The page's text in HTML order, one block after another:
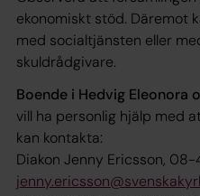
ekonomiskt stöd. Däremot
med socialtjänsten eller
skuldrådgivare.
Boende i Hedvig Eleonora
vill ha personlig hjälp med
kan kontakta:
Diakon Jenny Ericsson, 08-